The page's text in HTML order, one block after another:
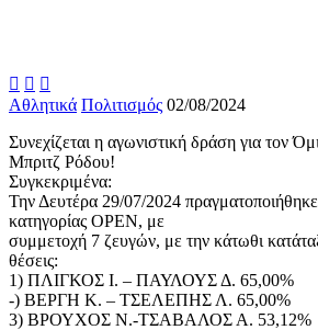
  
Αθλητικά Πολιτισμός 02/08/2024
Συνεχίζεται η αγωνιστική δράση για τον
Μπριτζ Ρόδου!
Συγκεκριμένα:
Την Δευτέρα 29/07/2024
κατηγορίας OPEN, με
συμμετοχή 7 ζευγών, με την κάτωθι
θέσεις:
1) ΠΛΙΓΚΟΣ Ι. – ΠΑΥΛΟΥΣ Δ. 65,00%
-) ΒΕΡΓΗ Κ. – ΤΣΕΛΕΠΗΣ Λ. 65,00%
3) ΒΡΟΥΧΟΣ Ν.-ΤΣΑΒΑΛΟΣ Α. 53,12%